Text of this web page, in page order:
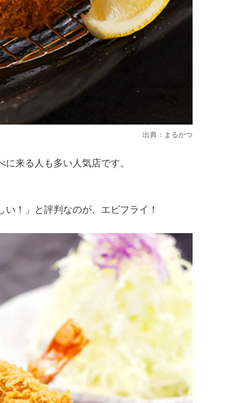
出典： まるかつ
来る人も多い人気店です。
！」と評判なのが、エビフライ！